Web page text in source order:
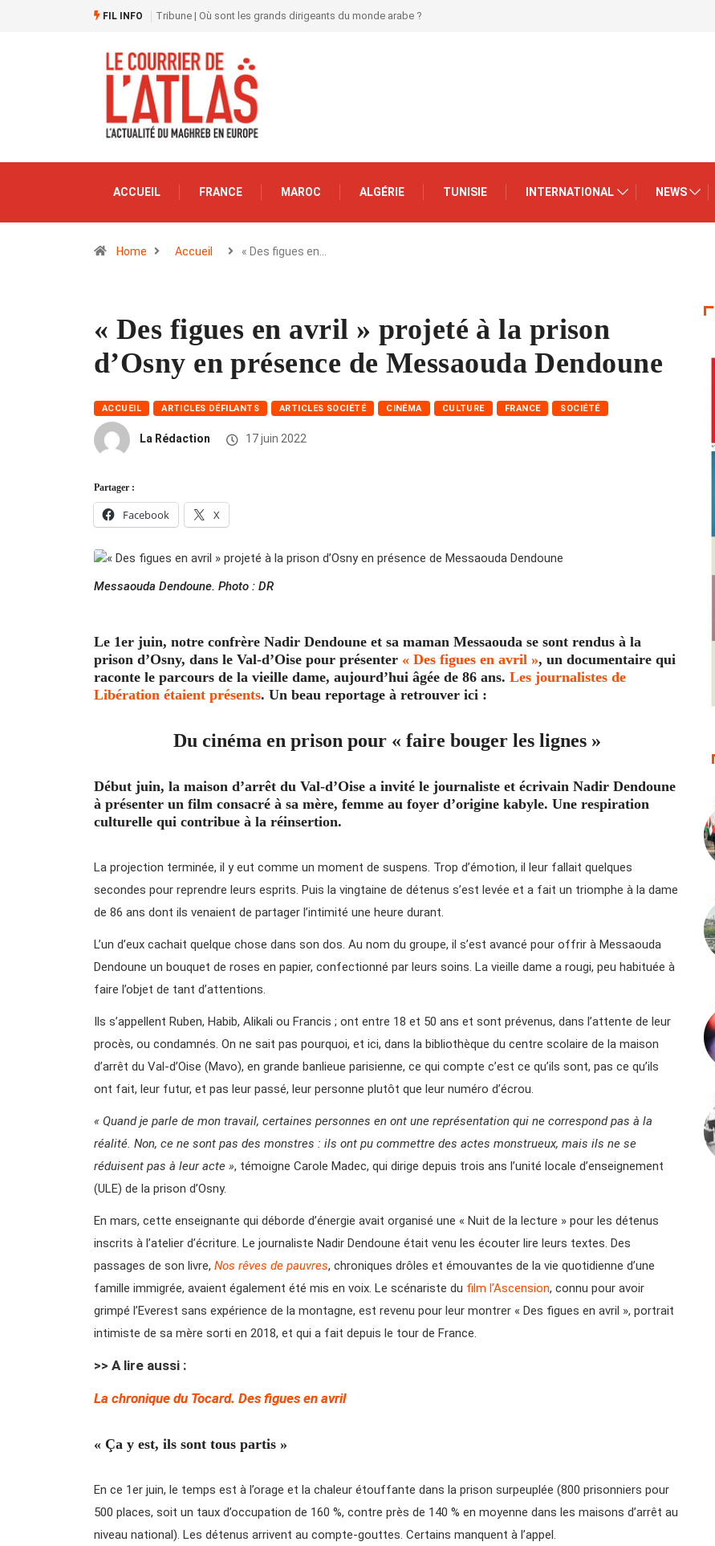
FIL INFO Tribune | Où sont les grands dirigeants du monde arabe ?
ACCUEIL FRANCE MAROC ALGÉRIE TUNISIE INTERNATIONAL NEWS
Home Accueil « Des figues en…
« Des figues en avril » projeté à la prison
d’Osny en présence de Messaouda Dendoune
ACCUEIL ARTICLES DÉFILANTS ARTICLES SOCIÉTÉ CINÉMA CULTURE FRANCE SOCIÉTÉ
La Rédaction 17 juin 2022
Partager :
Facebook X
Messaouda Dendoune. Photo : DR
Le 1er juin, notre confrère Nadir Dendoune et sa maman Messaouda se sont rendus à la
prison d’Osny, dans le Val-d’Oise pour présenter « Des figues en avril », un documentaire qui
raconte le parcours de la vieille dame, aujourd’hui âgée de 86 ans. Les journalistes de
Libération étaient présents. Un beau reportage à retrouver ici :
Du cinéma en prison pour « faire bouger les lignes »
Début juin, la maison d’arrêt du Val-d’Oise a invité le journaliste et écrivain Nadir Dendoune
à présenter un film consacré à sa mère, femme au foyer d’origine kabyle. Une respiration
culturelle qui contribue à la réinsertion.
La projection terminée, il y eut comme un moment de suspens. Trop d’émotion, il leur fallait quelques
secondes pour reprendre leurs esprits. Puis la vingtaine de détenus s’est levée et a fait un triomphe à la dame
de 86 ans dont ils venaient de partager l’intimité une heure durant.
L’un d’eux cachait quelque chose dans son dos. Au nom du groupe, il s’est avancé pour offrir à Messaouda
Dendoune un bouquet de roses en papier, confectionné par leurs soins. La vieille dame a rougi, peu habituée à
faire l’objet de tant d’attentions.
Ils s’appellent Ruben, Habib, Alikali ou Francis ; ont entre 18 et 50 ans et sont prévenus, dans l’attente de leur
procès, ou condamnés. On ne sait pas pourquoi, et ici, dans la bibliothèque du centre scolaire de la maison
d’arrêt du Val-d’Oise (Mavo), en grande banlieue parisienne, ce qui compte c’est ce qu’ils sont, pas ce qu’ils
ont fait, leur futur, et pas leur passé, leur personne plutôt que leur numéro d’écrou.
« Quand je parle de mon travail, certaines personnes en ont une représentation qui ne correspond pas à la
réalité. Non, ce ne sont pas des monstres : ils ont pu commettre des actes monstrueux, mais ils ne se
réduisent pas à leur acte », témoigne Carole Madec, qui dirige depuis trois ans l’unité locale d’enseignement
(ULE) de la prison d’Osny.
En mars, cette enseignante qui déborde d’énergie avait organisé une « Nuit de la lecture » pour les détenus
inscrits à l’atelier d’écriture. Le journaliste Nadir Dendoune était venu les écouter lire leurs textes. Des
passages de son livre, Nos rêves de pauvres, chroniques drôles et émouvantes de la vie quotidienne d’une
famille immigrée, avaient également été mis en voix. Le scénariste du film l’Ascension, connu pour avoir
grimpé l’Everest sans expérience de la montagne, est revenu pour leur montrer « Des figues en avril », portrait
intimiste de sa mère sorti en 2018, et qui a fait depuis le tour de France.
>> A lire aussi :
La chronique du Tocard. Des figues en avril
« Ça y est, ils sont tous partis »
En ce 1er juin, le temps est à l’orage et la chaleur étouffante dans la prison surpeuplée (800 prisonniers pour
500 places, soit un taux d’occupation de 160 %, contre près de 140 % en moyenne dans les maisons d’arrêt au
niveau national). Les détenus arrivent au compte-gouttes. Certains manquent à l’appel.